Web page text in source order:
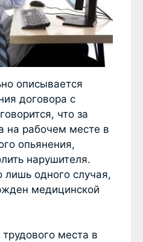
описывается
договора с
что за
на рабочем месте в
опьянения,
нарушителя.
лишь одного случая,
медицинской
места в